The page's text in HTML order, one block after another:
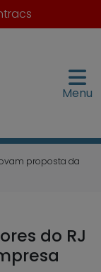
Menu
proposta da
do RJ